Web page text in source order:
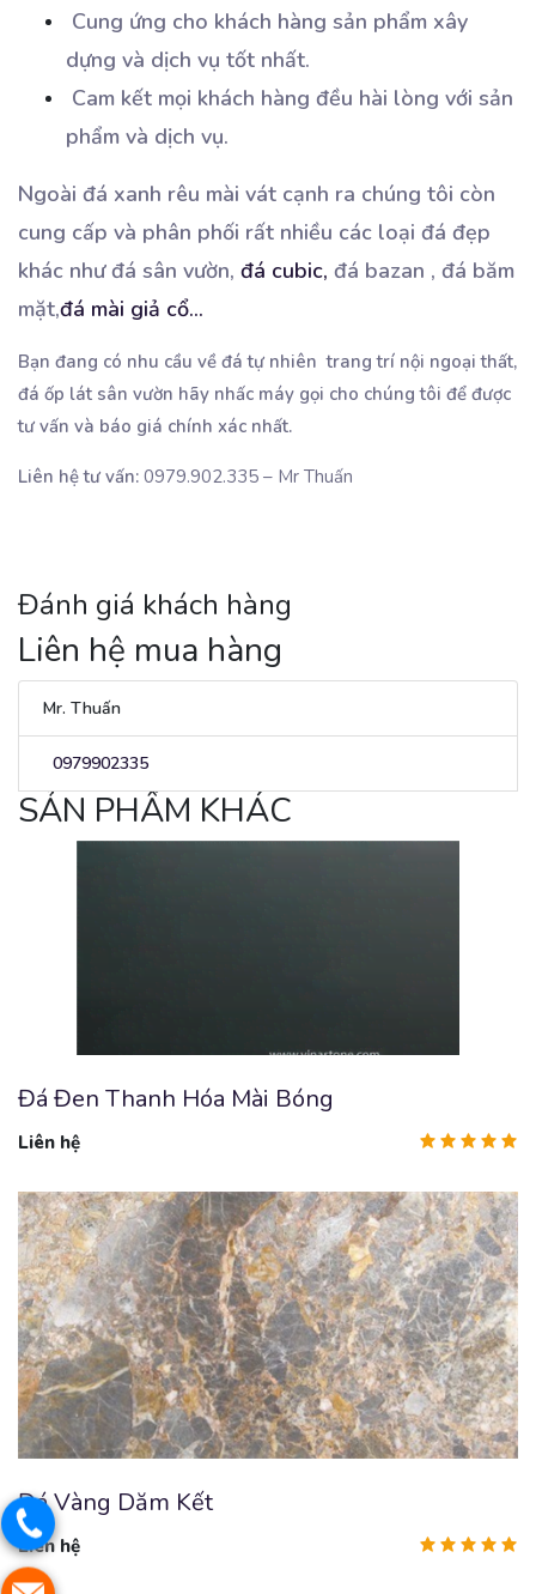
Cung ứng cho khách hàng sản phẩm xây
dựng và dịch vụ tốt nhất.
Cam kết mọi khách hàng đều hài lòng với sản
phẩm và dịch vụ.
Ngoài đá xanh rêu mài vát cạnh ra chúng tôi còn
cung cấp và phân phối rất nhiều các loại đá đẹp
khác như đá sân vườn, đá cubic, đá bazan , đá băm
mặt,đá mài giả cổ...
Bạn đang có nhu cầu về đá tự nhiên trang trí nội ngoại thất,
đá ốp lát sân vườn hãy nhấc máy gọi cho chúng tôi để được
tư vấn và báo giá chính xác nhất.
Liên hệ tư vấn: 0979.902.335 – Mr Thuấn
Đánh giá khách hàng
Liên hệ mua hàng
Mr. Thuấn
0979902335
SẢN PHẨM KHÁC
Đá Đen Thanh Hóa Mài Bóng
Liên hệ
Đá Vàng Dăm Kết
Liên hệ